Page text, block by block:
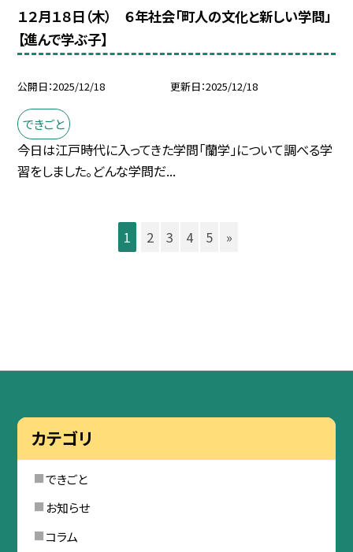
１２月１８日（木） ６年社会「町人の文化と新しい学問」
【進んで学ぶ子】
公開日 2025/12/18 更新日 2025/12/18
できごと
今日は江戸時代に入ってきた学問「蘭学」について調べる学
習をしました。どんな学問だ...
1 2 3 4 5 »
カテゴリ
できごと
お知らせ
コラム